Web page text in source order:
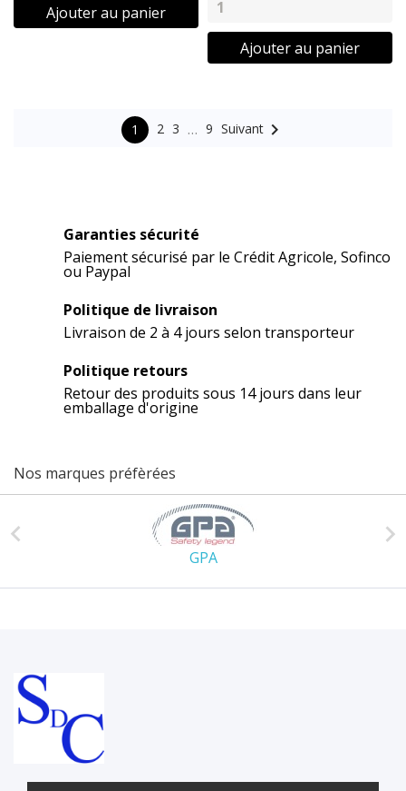
Ajouter au panier
Ajouter au panier
1 2 3 … 9 Suivant
Garanties sécurité
Paiement sécurisé par le Crédit Agricole, Sofinco
ou Paypal
Politique de livraison
Livraison de 2 à 4 jours selon transporteur
Politique retours
Retour des produits sous 14 jours dans leur
emballage d'origine
Nos marques préfèrées

GPA
